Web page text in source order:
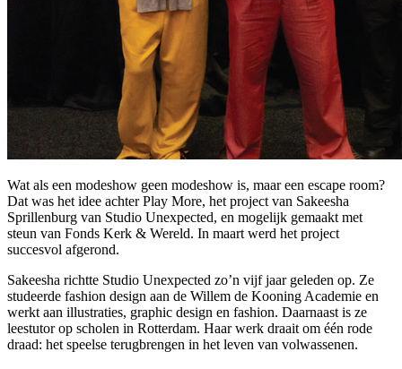
Wat als een modeshow geen modeshow is, maar een escape room?
Dat was het idee achter Play More, het project van Sakeesha
Sprillenburg van Studio Unexpected, en mogelijk gemaakt met
steun van Fonds Kerk & Wereld. In maart werd het project
succesvol afgerond.
Sakeesha richtte Studio Unexpected zo’n vijf jaar geleden op. Ze
studeerde fashion design aan de Willem de Kooning Academie en
werkt aan illustraties, graphic design en fashion. Daarnaast is ze
leestutor op scholen in Rotterdam. Haar werk draait om één rode
draad: het speelse terugbrengen in het leven van volwassenen.